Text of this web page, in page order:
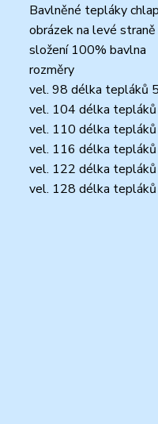
Bavlněné tepláky
obrázek na levé straně
složení 100% bavlna
rozměry
vel. 98 délka tepláků
vel. 104 délka tepláků
vel. 110 délka tepláků
vel. 116 délka tepláků
vel. 122 délka tepláků
vel. 128 délka tepláků